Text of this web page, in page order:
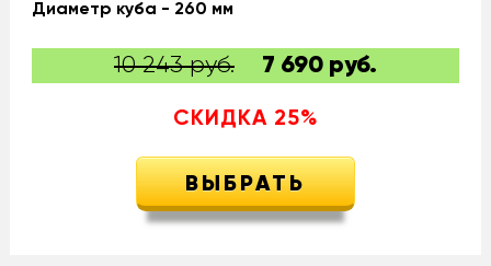
Диаметр куба - 260 мм
10 243 руб. 7 690руб.
СКИДКА 25%
ВЫБРАТЬ